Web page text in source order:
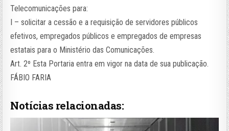
Telecomunicações para:
I – solicitar a cessão e a requisição de servidores públicos
efetivos, empregados públicos e empregados de empresas
estatais para o Ministério das Comunicações.
Art. 2º Esta Portaria entra em vigor na data de sua publicação.
FÁBIO FARIA
Notícias relacionadas: